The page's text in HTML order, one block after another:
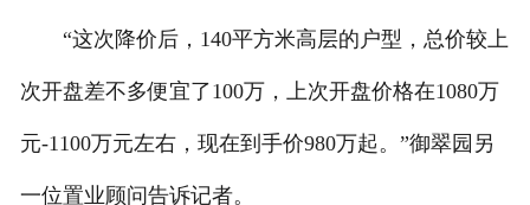
“这次降价后，140平方米高层的户型，总价较上
次开盘差不多便宜了100万，上次开盘价格在1080万
元-1100万元左右，现在到手价980万起。”御翠园另
一位置业顾问告诉记者。